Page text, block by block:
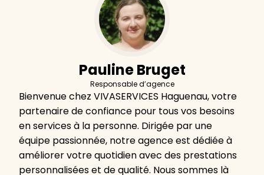
Pauline Bruget
Responsable d’agence
Bienvenue chez VIVASERVICES Haguenau, votre
partenaire de confiance pour tous vos besoins
en services à la personne. Dirigée par une
équipe passionnée, notre agence est dédiée à
améliorer votre quotidien avec des prestations
personnalisées et de qualité. Nous sommes là